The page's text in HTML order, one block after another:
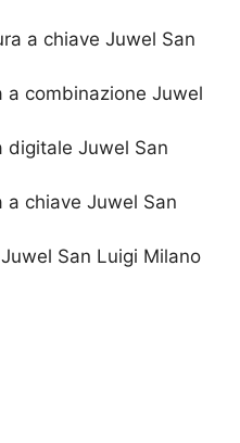
​a chiave Juwel San
​a combinazione Juwel
​digitale Juwel San
chiave Juwel San
San Luigi Milano